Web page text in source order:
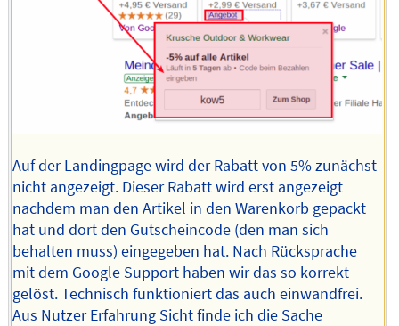
Auf der Landingpage wird der Rabatt von 5% zunächst
nicht angezeigt. Dieser Rabatt wird erst angezeigt
nachdem man den Artikel in den Warenkorb gepackt
hat und dort den Gutscheincode (den man sich
behalten muss) eingegeben hat. Nach Rücksprache
mit dem Google Support haben wir das so korrekt
gelöst. Technisch funktioniert das auch einwandfrei.
Aus Nutzer Erfahrung Sicht finde ich die Sache